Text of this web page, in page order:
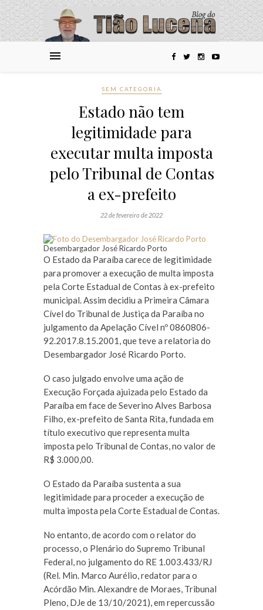
SEM CATEGORIA
Estado não tem
legitimidade para
executar multa imposta
pelo Tribunal de Contas
a ex-prefeito
22 de fevereiro de 2022
Desembargador José Ricardo Porto
O Estado da Paraíba carece de legitimidade
para promover a execução de multa imposta
pela Corte Estadual de Contas à ex-prefeito
municipal. Assim decidiu a Primeira Câmara
Cível do Tribunal de Justiça da Paraíba no
julgamento da Apelação Cível nº 0860806-
92.2017.8.15.2001, que teve a relatoria do
Desembargador José Ricardo Porto.
O caso julgado envolve uma ação de
Execução Forçada ajuizada pelo Estado da
Paraíba em face de Severino Alves Barbosa
Filho, ex-prefeito de Santa Rita, fundada em
título executivo que representa multa
imposta pelo Tribunal de Contas, no valor de
R$ 3.000,00.
O Estado da Paraíba sustenta a sua
legitimidade para proceder a execução de
multa imposta pela Corte Estadual de Contas.
No entanto, de acordo com o relator do
processo, o Plenário do Supremo Tribunal
Federal, no julgamento do RE 1.003.433/RJ
(Rel. Min. Marco Aurélio, redator para o
Acórdão Min. Alexandre de Moraes, Tribunal
Pleno, DJe de 13/10/2021), em repercussão